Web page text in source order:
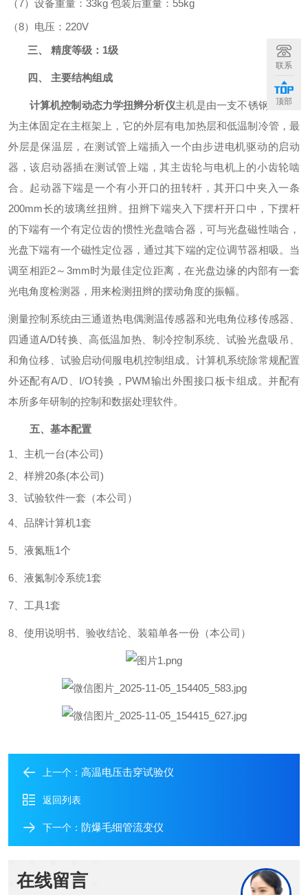
（ 7） 设备重量： 33kg 包装后重量： 55kg
（8）电压： 220V
三、 精度等级： 1级
四、 主要结构组成
计算机控制动态力学扭辫分析仪主机是由一支不锈钢试验腔
为主体固定在主框架上，它的外层有电加热层和低温制冷管，最
外层是保温层，在测试管上端插入一个由步进电机驱动的启动
器，该启动器插在测试管上端，其主齿轮与电机上的小齿轮啮
合。起动器下端是一个有小开口的扭转杆，其开口中夹入一条
200mm长的玻璃丝扭辫。扭辫下端夹入下摆杆开口中，下摆杆
的下端有一个有定位齿的惯性光盘啮合器，可与光盘磁性啮合，
光盘下端有一个磁性定位器，通过其下端的定位调节器相吸。当
调至相距2～ 3mm时为最佳定位距离，在光盘边缘的内部有一套
光电角度检测器，用来检测扭辫的摆动角度的振幅。
测量控制系统由三通道热电偶测温传感器和光电角位移传感器、
四通道A/D转换、高低温加热、制冷控制系统、试验光盘吸吊、
和角位移、试验启动伺服电机控制组成。 计算机系统除常规配置
外还配有A/D I/O转换， PWM输出外围接口板卡组成。并配有
本所多年研制的控制和数据处理软件。
五、 基本配置
1 、主机一台(本公司)
2 、样辨20条(本公司)
3 、试验软件一套（本公司）
4 、品牌计算机1套
5 、液氮瓶1个
6 、液氮制冷系统1套
7 、工具1套
8 、使用说明书、验收结论、装箱单各一份（本公司）
上一个： 高温电压击穿试验仪
返回列表
下一个： 防爆毛细管流变仪
在线留言
联系
顶部